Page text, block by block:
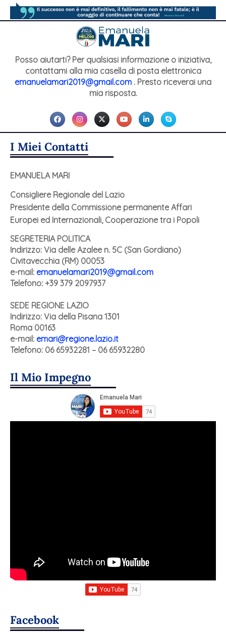
Posso aiutarti? Per qualsiasi informazione o iniziativa,
contattami alla mia casella di posta elettronica
emanuelamari2019@gmail.com . Presto riceverai una
mia risposta.
I Miei Contatti
EMANUELA MARI
Consigliere Regionale del Lazio
Presidente della Commissione permanente Affari
Europei ed Internazionali, Cooperazione tra i Popoli
SEGRETERIA POLITICA
Indirizzo: Via delle Azalee n. 5C (San Gordiano)
Civitavecchia (RM) 00053
e-mail: emanuelamari2019@gmail.com
Telefono: +39 379 2097937
SEDE REGIONE LAZIO
Indirizzo: Via della Pisana 1301
Roma 00163
e-mail: emari@regione.lazio.it
Telefono: 06 65932281 – 06 65932280
Il Mio Impegno
Facebook